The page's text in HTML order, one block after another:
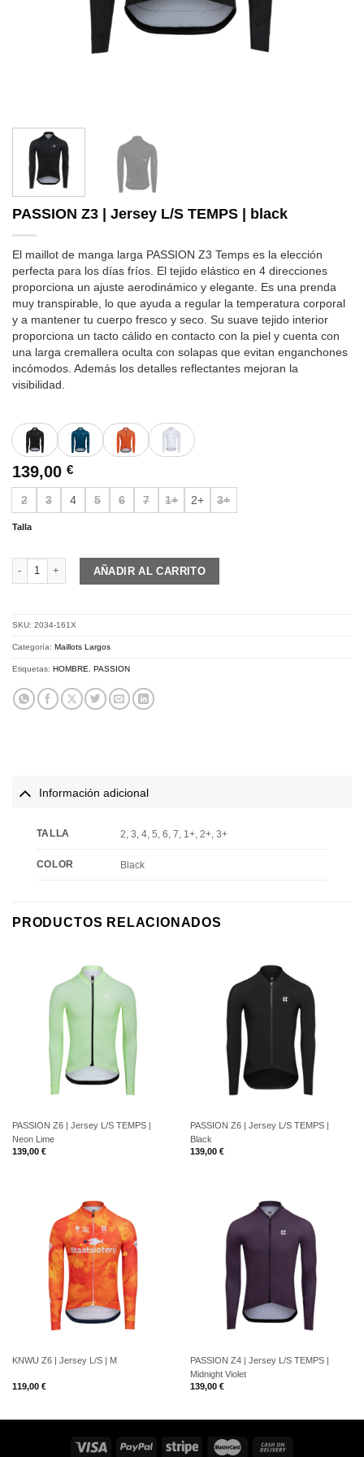
PASSION Z3 | Jersey L/S TEMPS | black
El maillot de manga larga PASSION Z3 Temps es la elección
perfecta para los días fríos. El tejido elástico en 4 direcciones
proporciona un ajuste aerodinámico y elegante. Es una prenda
muy transpirable, lo que ayuda a regular la temperatura corporal
y a mantener tu cuerpo fresco y seco. Su suave tejido interior
proporciona un tacto cálido en contacto con la piel y cuenta con
una larga cremallera oculta con solapas que evitan enganchones
incómodos. Además los detalles reflectantes mejoran la
visibilidad.
139,00 €
2 3 4 5 6 7 1+ 2+ 3+
Talla
PASSION Z3 | Jersey L/S TEMPS | black cantidad
AÑADIR AL CARRITO
SKU: 2034-161X
Categoría: Maillots Largos
Etiquetas: HOMBRE PASSION
Información adicional
TALLA 2, 3, 4, 5, 6, 7, 1+, 2+, 3+
COLOR Black
PRODUCTOS RELACIONADOS
PASSION Z6 | Jersey L/S TEMPS |
Neon Lime
139,00 €
PASSION Z6 | Jersey L/S TEMPS |
Black
139,00 €
KNWU Z6 | Jersey L/S | M
119,00 €
PASSION Z4 | Jersey L/S TEMPS |
Midnight Violet
139,00 €